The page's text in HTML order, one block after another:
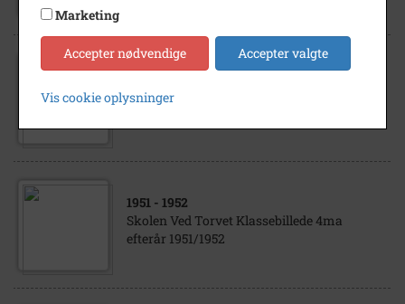
1920- 1930
Konfirmeret i Aarby Kirke den 4. oktober
1951 - 1952
Skolen Ved Torvet Klassebillede 4ma
efterår 1951/1952
Marketing
Accepter nødvendige Accepter valgte
Vis cookie oplysninger